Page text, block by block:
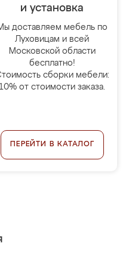
и установка
доставляем мебель по
Луховицам и всей
Московской области
бесплатно!
сборки мебели:
от стоимости заказа.
ПЕРЕЙТИ В КАТАЛОГ